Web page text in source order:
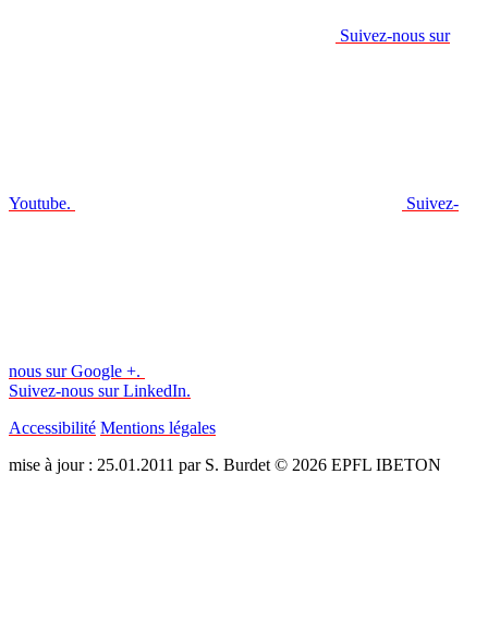
Suivez-nous sur
Youtube. Suivez-
nous sur Google +.
Suivez-nous sur LinkedIn.
Accessibilité Mentions légales
mise à jour : 25.01.2011 par S. Burdet © 2026 EPFL IBETON